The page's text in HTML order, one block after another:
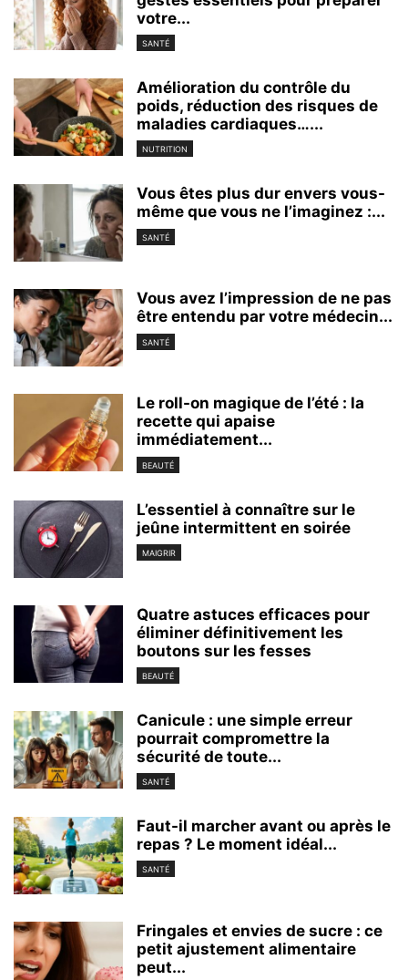
votre...
SANTÉ
Amélioration du contrôle du
poids, réduction des risques de
maladies cardiaques…...
NUTRITION
Vous êtes plus dur envers vous-
même que vous ne l’imaginez :...
SANTÉ
Vous avez l’impression de ne pas
être entendu par votre médecin...
SANTÉ
Le roll-on magique de l’été : la
recette qui apaise
immédiatement...
BEAUTÉ
L’essentiel à connaître sur le
jeûne intermittent en soirée
MAIGRIR
Quatre astuces efficaces pour
éliminer définitivement les
boutons sur les fesses
BEAUTÉ
Canicule : une simple erreur
pourrait compromettre la
sécurité de toute...
SANTÉ
Faut-il marcher avant ou après le
repas ? Le moment idéal...
SANTÉ
Fringales et envies de sucre : ce
petit ajustement alimentaire
peut...